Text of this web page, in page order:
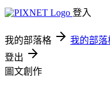
登入
我的部落格 我的部落
登出
圖文創作